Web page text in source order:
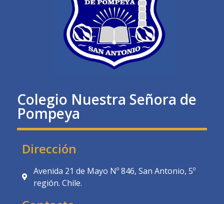
Colegio Nuestra Señora de
Pompeya
Dirección
Avenida 21 de Mayo Nº 846, San Antonio, 5º
región. Chile.